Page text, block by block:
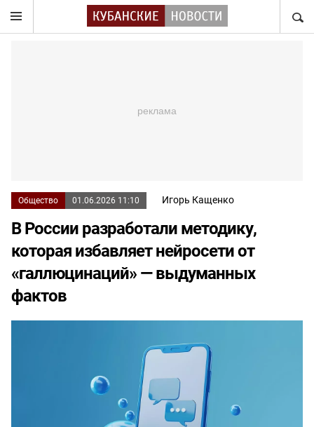
Общество 01.06.2026 11:10 Игорь Кащенко
В России разработали методику,
которая избавляет нейросети от
«галлюцинаций» — выдуманных
фактов